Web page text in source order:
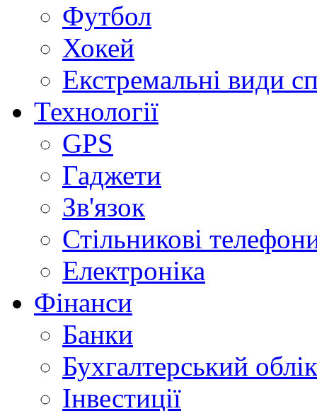
Футбол
Хокей
Екстремальні види
Технології
GPS
Гаджети
Зв'язок
Стільникові
Електроніка
Фінанси
Банки
Бухгалтерський облік
Інвестиції